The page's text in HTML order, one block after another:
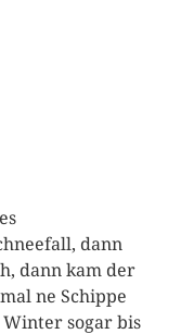
dann
dann kam der
ne Schippe
Winter sogar bis